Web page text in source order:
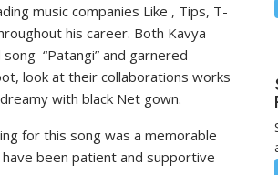
music companies Like , Tips, T-
his career. Both Kavya
“Patangi” and garnered
look at their collaborations works
with black Net gown.
for this song was a memorable
been patient and supportive